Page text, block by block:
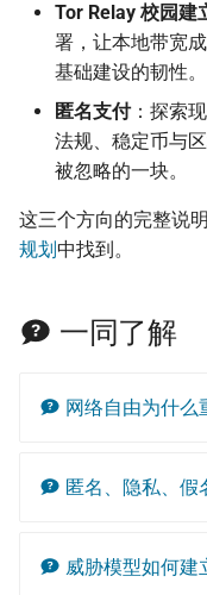
Tor Relay 校园建
署，让本地带宽
基础建设的韧性。
匿名支付：探索
法规、稳定币与
被忽略的一块。
这三个方向的完整说
规划中找到。
一同了解
网络自由为什么
匿名、隐私、假
威胁模型如何建